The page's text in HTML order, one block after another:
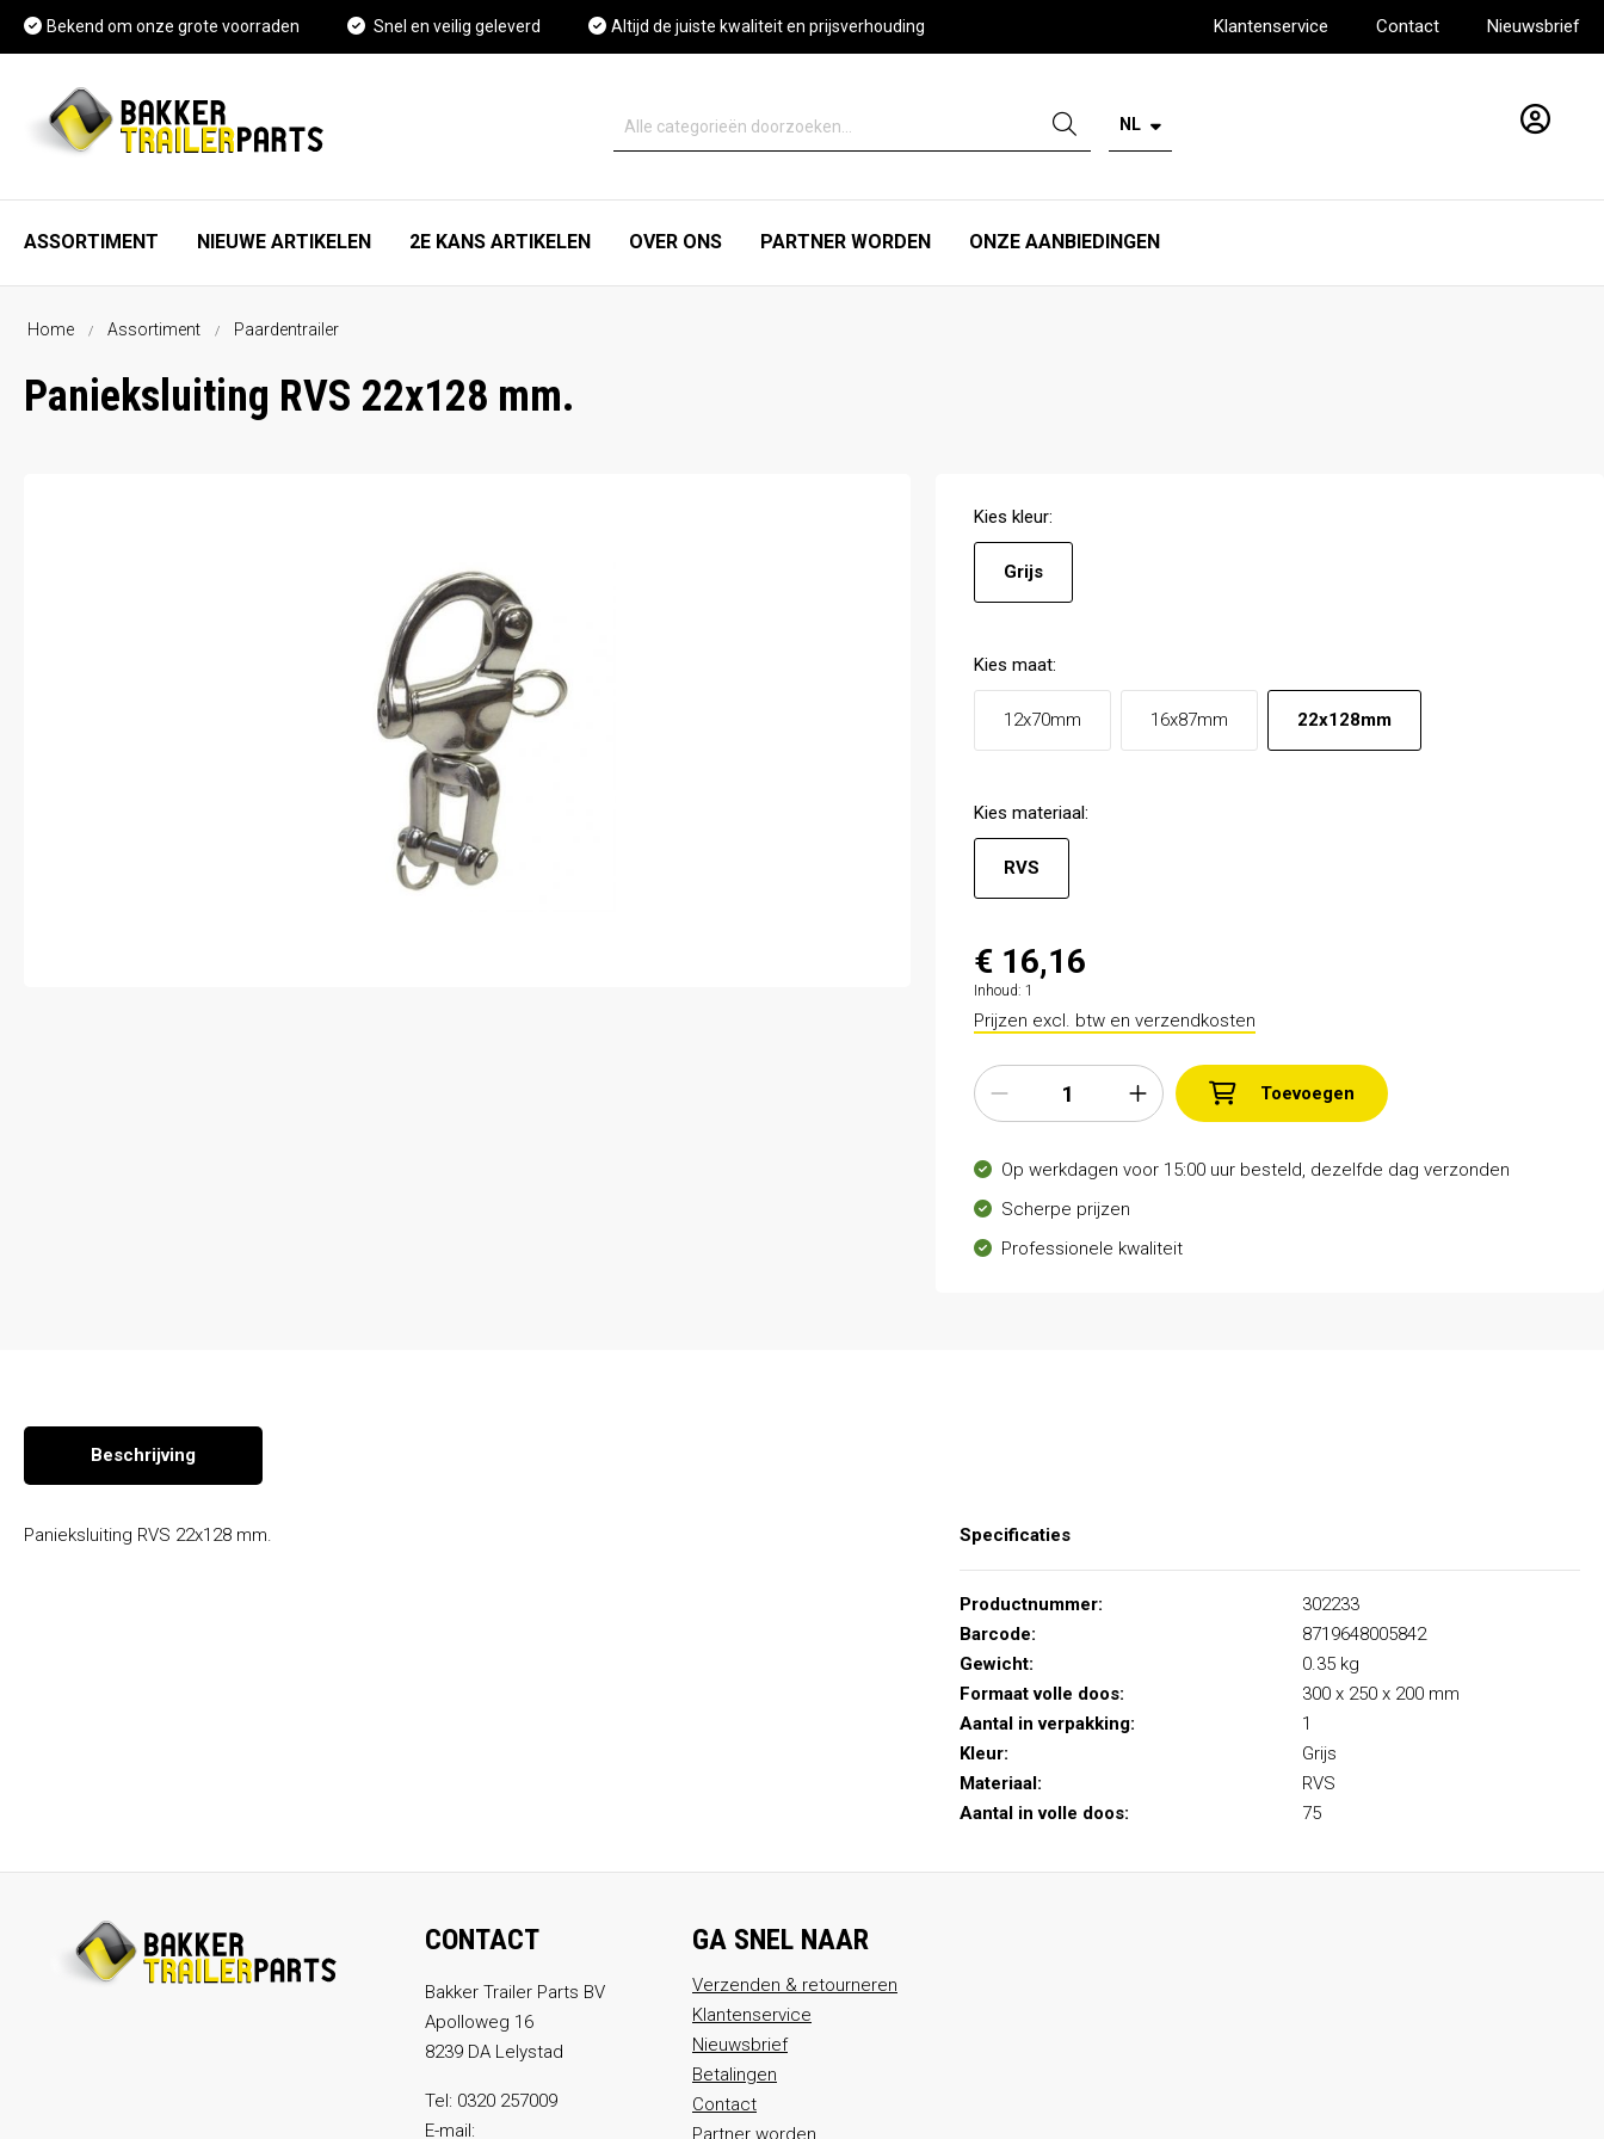
Bekend om onze grote voorraden Snel en veilig geleverd Altijd de juiste kwaliteit en prijsverhouding Klantenservice Contact Nieuwsbrief
NL
ASSORTIMENT NIEUWE ARTIKELEN 2E KANS ARTIKELEN OVER ONS PARTNER WORDEN ONZE AANBIEDINGEN
As, wiel en rem onderdelen
Spatschermen
FAQ
Vacature Magazijnmedewerker
Home Assortiment Paardentrailer
Panieksluiting RVS 22x128 mm.
Kies kleur:
Grijs
Kies maat:
12x70mm 16x87mm 22x128mm
Kies materiaal:
RVS
€ 16,16
Inhoud: 1
Prijzen excl. btw en verzendkosten
Toevoegen
Op werkdagen voor 15:00 uur besteld, dezelfde dag verzonden
Scherpe prijzen
Professionele kwaliteit
Beschrijving
Panieksluiting RVS 22x128 mm. Specificaties
Productnummer:
302233
Barcode:
8719648005842
Gewicht:
0.35 kg
Formaat volle doos:
300 x 250 x 200 mm
Aantal in verpakking:
1
Kleur:
Grijs
Materiaal:
RVS
Aantal in volle doos:
75
CONTACT
Bakker Trailer Parts BV
Apolloweg 16
8239 DA Lelystad
Tel: 0320 257009
E-mail:
GA SNEL NAAR
Verzenden & retourneren
Klantenservice
Nieuwsbrief
Betalingen
Contact
Partner worden